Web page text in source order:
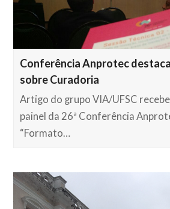
Conferência Anprotec
sobre Curadoria
Artigo do grupo VIA/UFSC
painel da 26ª Conferência
“Formato…